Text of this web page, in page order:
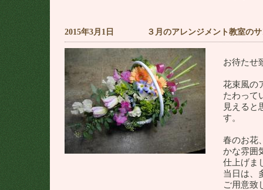
2015年3月1日 ３月のアレンジメント教室のサ
お待たせ
花束風の
たわって
見えると
す。
春のお花
かな雰囲
仕上げま
当日は、
ご用意致